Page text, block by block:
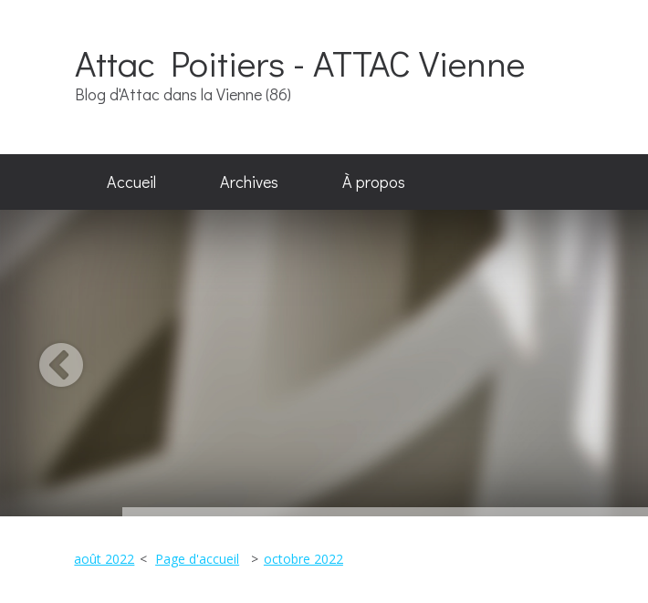
Attac Poitiers - ATTAC Vienne
Blog d'Attac dans la Vienne (86)
Accueil Archives À propos
août 2022 Page d'accueil octobre 2022